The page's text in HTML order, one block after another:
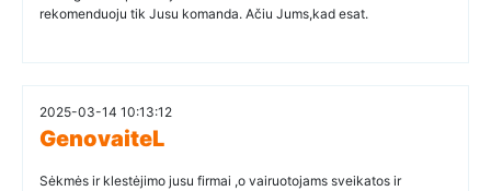
rekomenduoju tik Jusu komanda. Ačiu Jums,kad esat.
2025-03-14 10:13:12
GenovaiteL
Sėkmės ir klestėjimo jusu firmai ,o vairuotojams sveikatos ir